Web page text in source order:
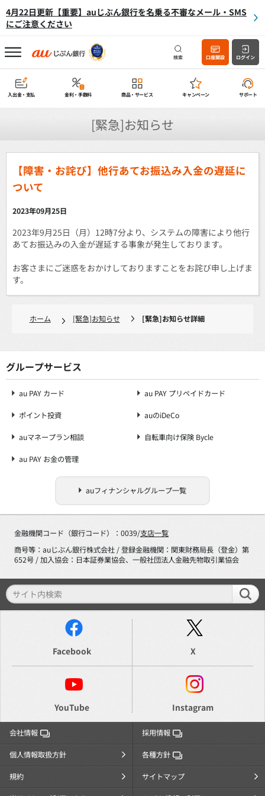
4月22日更新【重要】auじぶん銀行を名乗る不審なメール・SMS
にご注意ください
検索 口座開設 ログイン
入出金・支払 金利・手数料 商品・サービス キャンペーン サポート
[緊急]お知らせ
【障害・お詫び】他行あてお振込み入金の遅延に
ついて
2023年09月25日
2023年9月25日（月）12時7分より、システムの障害により他行
あてお振込みの入金が遅延する事象が発生しております。
お客さまにご迷惑をおかけしておりますことをお詫び申し上げま
す。
ホーム [緊急]お知らせ [緊急]お知らせ詳細
グループサービス
au PAY カード au PAY プリペイドカード
ポイント投資 auのiDeCo
auマネープラン相談 自転車向け保険 Bycle
au PAY お金の管理
auフィナンシャルグループ一覧
金融機関コード（銀行コード）：0039/支店一覧
商号等：auじぶん銀行株式会社 / 登録金融機関：関東財務局長（登金）第
652号 / 加入協会：日本証券業協会、一般社団法人金融先物取引業協会
Facebook X
YouTube Instagram
会社情報 採用情報
個人情報取扱方針 各種方針
規約 サイトマップ